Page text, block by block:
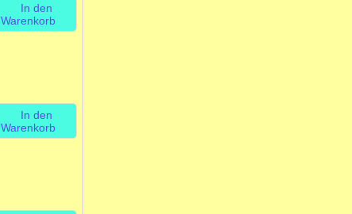
In den
Warenkorb
In den
Warenkorb